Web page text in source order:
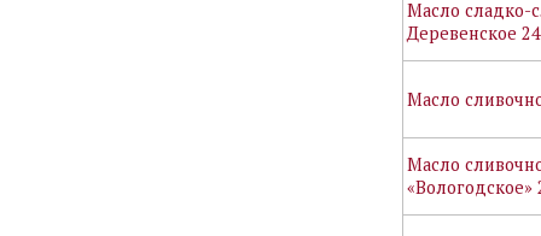
Масло сладко-
Деревенское
Масло
Масло
«Вологодское»